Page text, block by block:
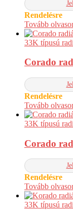
Rendelésre
Tovább
33K típusú
Corado
Rendelésre
Tovább
33K típusú
Corado
Rendelésre
Tovább
33K típusú